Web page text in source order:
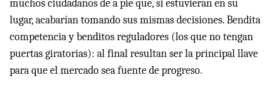
muchos ciudadanos de a pie que, si estuvieran en su
lugar, acabarían tomando sus mismas decisiones. Bendita
competencia y benditos reguladores (los que no tengan
puertas giratorias): al final resultan ser la principal llave
para que el mercado sea fuente de progreso.